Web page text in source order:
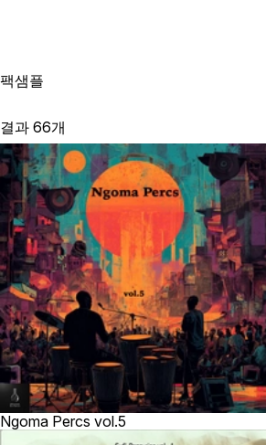
팩샘플
결과 66개
Ngoma Percs vol.5